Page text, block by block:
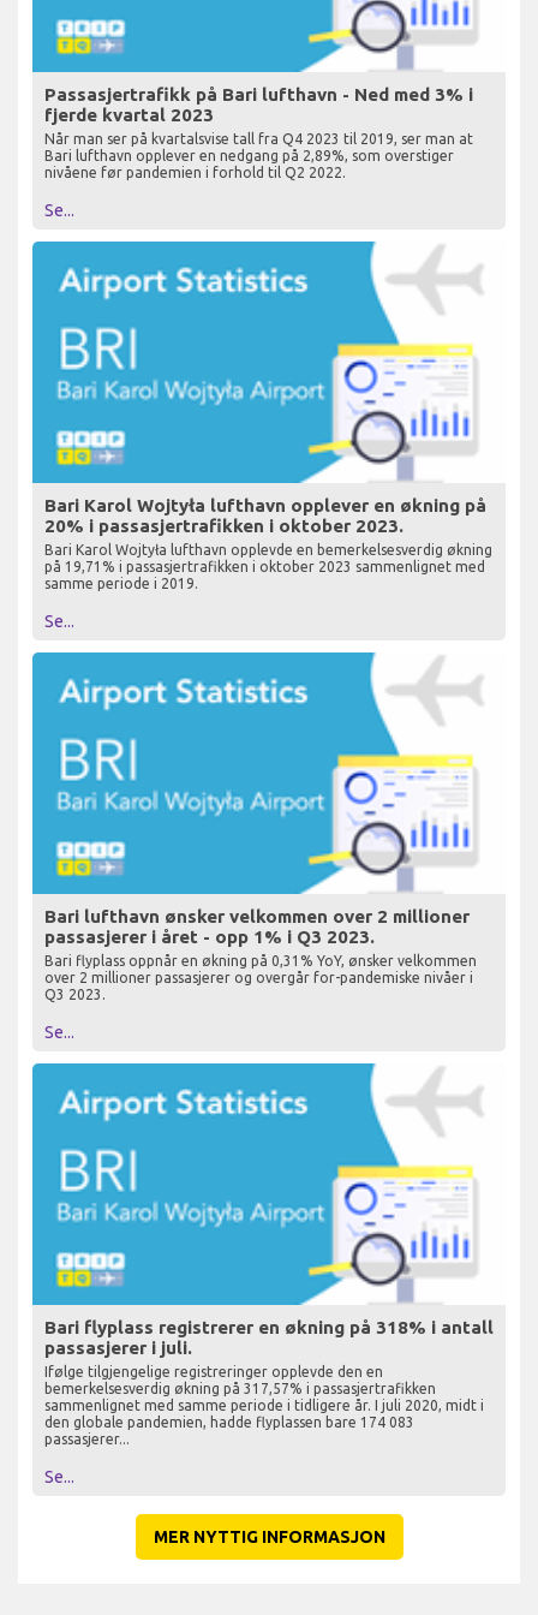
Passasjertrafikk på Bari lufthavn - Ned med 3% i
fjerde kvartal 2023
Når man ser på kvartalsvise tall fra Q4 2023 til 2019, ser man at
Bari lufthavn opplever en nedgang på 2,89%, som overstiger
nivåene før pandemien i forhold til Q2 2022.
Se...
Bari Karol Wojtyła lufthavn opplever en økning på
20% i passasjertrafikken i oktober 2023.
Bari Karol Wojtyła lufthavn opplevde en bemerkelsesverdig økning
på 19,71% i passasjertrafikken i oktober 2023 sammenlignet med
samme periode i 2019.
Se...
Bari lufthavn ønsker velkommen over 2 millioner
passasjerer i året - opp 1% i Q3 2023.
Bari flyplass oppnår en økning på 0,31% YoY, ønsker velkommen
over 2 millioner passasjerer og overgår for-pandemiske nivåer i
Q3 2023.
Se...
Bari flyplass registrerer en økning på 318% i antall
passasjerer i juli.
Ifølge tilgjengelige registreringer opplevde den en
bemerkelsesverdig økning på 317,57% i passasjertrafikken
sammenlignet med samme periode i tidligere år. I juli 2020, midt i
den globale pandemien, hadde flyplassen bare 174 083
passasjerer...
Se...
MER NYTTIG INFORMASJON